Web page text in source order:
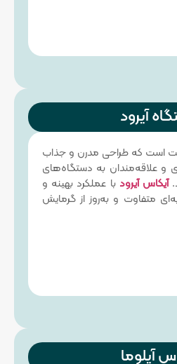
آیرود
است که طراحی مدرن و جذاب
و علاقه‌مندان به دستگاه‌های
آیکاس آیرود با عملکرد بهینه و
متفاوت و به‌روز از گرمایش
آیلوما